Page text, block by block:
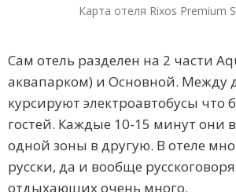
Карта отеля Rixos Premium
Сам отель разделен на 2 части
аквапарком) и Основной. Между
курсируют электроавтобусы что
гостей. Каждые 10-15 минут они
одной зоны в другую. В отеле
русски, да и вообще
отдыхающих очень много.